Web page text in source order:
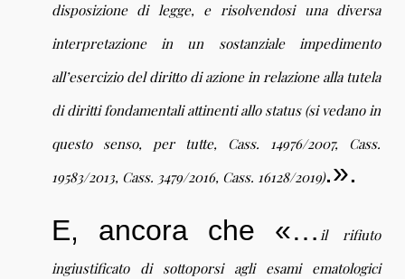
disposizione di legge, e risolvendosi una diversa
interpretazione in un sostanziale impedimento
all’esercizio del diritto di azione in relazione alla tutela
di diritti fondamentali attinenti allo status (si vedano in
questo senso, per tutte, Cass. 14976/2007, Cass.
19583/2013, Cass. 3479/2016, Cass. 16128/2019).».
E, ancora che «…il rifiuto
ingiustificato di sottoporsi agli esami ematologici